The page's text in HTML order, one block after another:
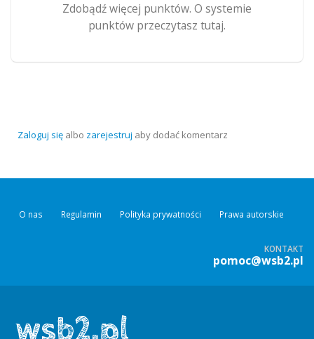
Zdobądź więcej punktów. O systemie
punktów przeczytasz tutaj.
Zaloguj się albo zarejestruj aby dodać komentarz
O nas Regulamin Polityka prywatności Prawa autorskie
KONTAKT
pomoc@wsb2.pl